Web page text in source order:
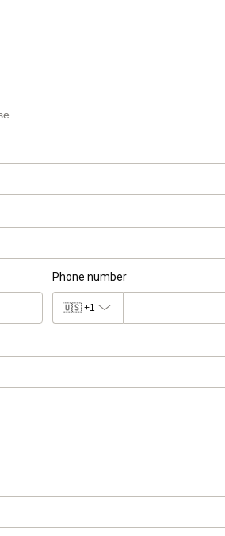
Phone number
🇺🇸 +1